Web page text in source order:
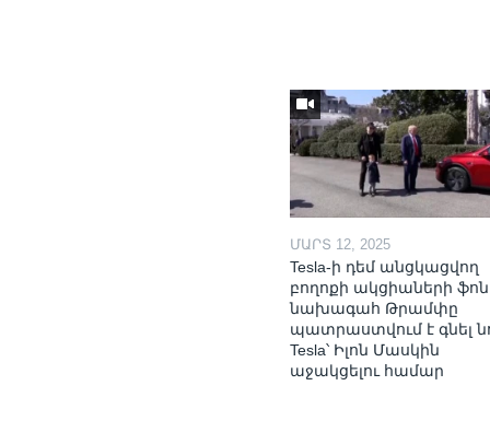
ՄԱՐՏ 12, 2025
Tesla-ի դեմ անցկացվող
բողոքի ակցիաների
նախագահ Թրամփը
պատրաստվում է գնել
Tesla՝ Իլոն Մասկին
աջակցելու համար